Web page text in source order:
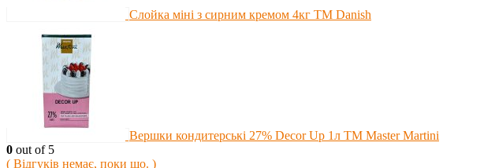
Слойка міні з сирним кремом 4кг ТМ Danish
Вершки кондитерські 27% Decor Up 1л ТМ Master Martini
0 out of 5
( Відгуків немає, поки що. )